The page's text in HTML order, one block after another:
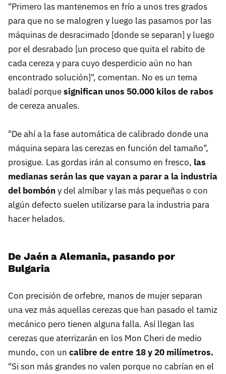
"Primero las mantenemos en frío a unos tres grados
para que no se malogren y luego las pasamos por las
máquinas de desracimado [donde se separan] y luego
por el desrabado [un proceso que quita el rabito de
cada cereza y para cuyo desperdicio aún no han
encontrado solución]", comentan. No es un tema
baladí porquesignifican unos 50.000 kilos de rabos
de cereza anuales.
"De ahí a la fase automática de calibrado donde una
máquina separa las cerezas en función del tamaño",
prosigue. Las gordas irán al consumo en fresco, las
medianas serán las que vayan a parar a la industria
del bombón y del almíbar y las más pequeñas o con
algún defecto suelen utilizarse para la industria para
hacer helados.
De Jaén a Alemania, pasando por
Bulgaria
Con precisión de orfebre, manos de mujer separan
una vez más aquellas cerezas que han pasado el tamiz
mecánico pero tienen alguna falla. Así llegan las
cerezas que aterrizarán en los Mon Cheri de medio
mundo, con un calibre de entre 18 y 20 milímetros.
"Si son más grandes no valen porque no cabrían en el